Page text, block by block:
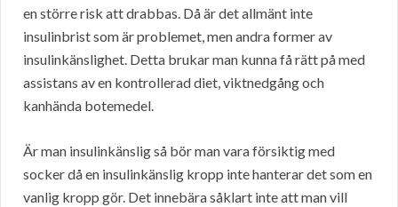
en större risk att drabbas. Då är det allmänt inte
insulinbrist som är problemet, men andra former av
insulinkänslighet. Detta brukar man kunna få rätt på med
assistans av en kontrollerad diet, viktnedgång och
kanhända botemedel.
Är man insulinkänslig så bör man vara försiktig med
socker då en insulinkänslig kropp inte hanterar det som en
vanlig kropp gör. Det innebära såklart inte att man vill